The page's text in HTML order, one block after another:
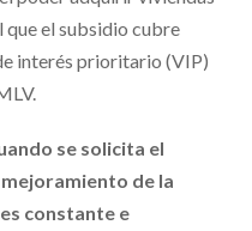
que el subsidio cubre
interés prioritario (VIP)
se solicita el
de la
constante e